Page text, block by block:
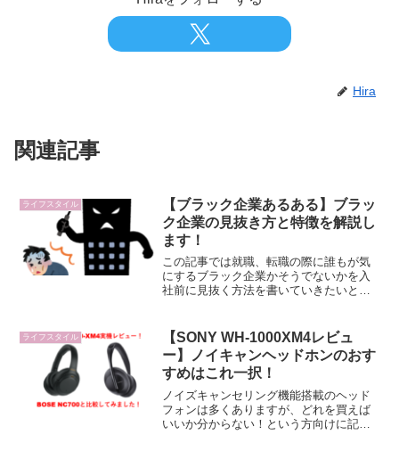
Hira
関連記事
ライフスタイル
【ブラック企業あるある】ブラッ
ク企業の見抜き方と特徴を解説し
ます！
この記事では就職、転職の際に誰もが気
にするブラック企業かそうでないかを入
社前に見抜く方法を書いていきたいと思
を可能な限り減らせるのでこれから転職
活動を始める方や就職する方のお役に立
てれば幸いです！
ライフスタイル
【SONY WH-1000XM4レビュ
ー】ノイキャンヘッドホンのおす
すめはこれ一択！
ノイズキャンセリング機能搭載のヘッド
フォンは多くありますが、どれを買えば
いいか分からない！という方向けに記事